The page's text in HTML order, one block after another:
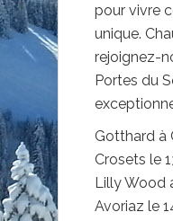
pour vivre
unique.
rejoignez-
Portes du
Gotthard à
Crosets le
Lilly Wood
Avoriaz le